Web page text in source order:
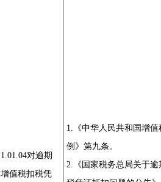
1.01.04对逾期
增值税扣税凭
1.《中华人民共和国增值
例》第九条。
2.《国家税务总局关于